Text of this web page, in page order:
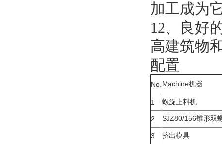
加工成为
12、良好
高建筑物
配置
No. Machine机器
1 螺旋上料机
2 SJZ80/156锥形双
3 挤出模具